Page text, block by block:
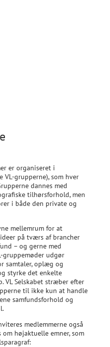
er organiseret i
grupperne), som hver
dannes med
tilhørsforhold, men
i både den private og
mellemrum for at
på tværs af brancher
– og gerne med
gruppemøder udgør
samtaler, oplæg og
styrke det enkelte
VL Selskabet stræber efter
til ikke kun at handle
samfundsforhold og
medlemmerne også
højaktuelle emner, som